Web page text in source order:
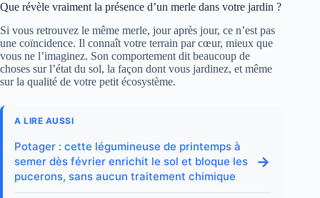
Que révèle vraiment la présence d’un merle dans votre jardin ?
Si vous retrouvez le même merle, jour après jour, ce n’est pas
une coïncidence. Il connaît votre terrain par cœur, mieux que
vous ne l’imaginez. Son comportement dit beaucoup de
choses sur l’état du sol, la façon dont vous jardinez, et même
sur la qualité de votre petit écosystème.
A LIRE AUSSI
Potager : cette légumineuse de printemps à
semer dès février enrichit le sol et bloque les
pucerons, sans aucun traitement chimique
→